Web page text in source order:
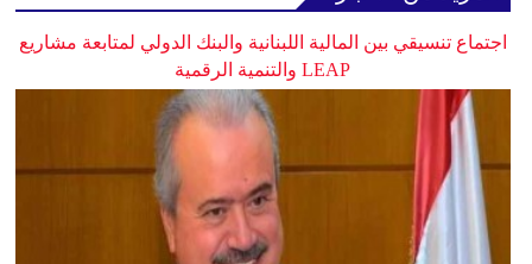
اجتماع تنسيقي بين المالية اللبنانية والبنك الدولي لمتابعة مشاريع
LEAP والتنمية الرقمية